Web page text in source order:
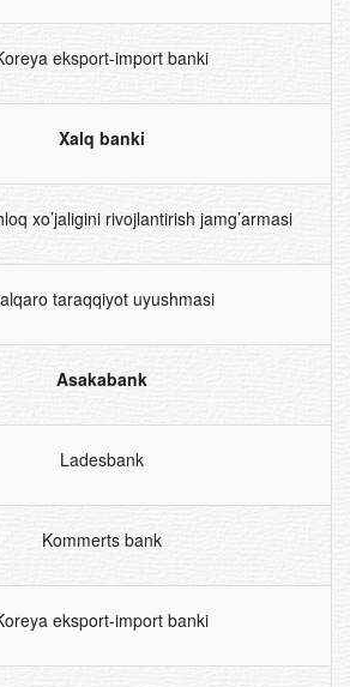
eksport-import banki
Xalq banki
xo’jaligini rivojlantirish jamg’armasi
taraqqiyot uyushmasi
Asakabank
Ladesbank
Kommerts bank
eksport-import banki